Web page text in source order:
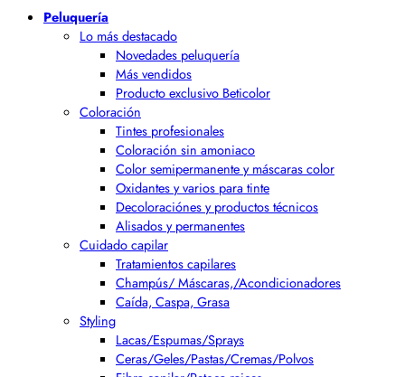
Peluquería
Lo más destacado
Novedades peluquería
Más vendidos
Producto exclusivo Beticolor
Coloración
Tintes profesionales
Coloración sin amoniaco
Color semipermanente y máscaras color
Oxidantes y varios para tinte
Decoloraciónes y productos técnicos
Alisados y permanentes
Cuidado capilar
Tratamientos capilares
Champús/ Máscaras,/Acondicionadores
Caída, Caspa, Grasa
Styling
Lacas/Espumas/Sprays
Ceras/Geles/Pastas/Cremas/Polvos